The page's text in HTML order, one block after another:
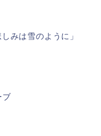
みは雪のように」
ブ